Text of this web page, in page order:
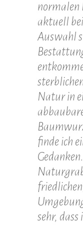
normalen
aktuell
Auswahl
Natur in
finde ich
sehr, dass